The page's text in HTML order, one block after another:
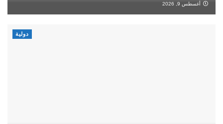
أغسطس 9, 2026
دولية